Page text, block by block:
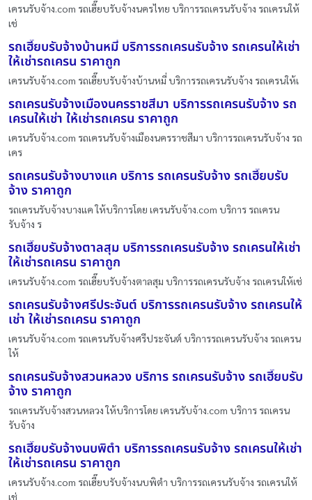
เครนรับจ้าง.com รถเฮี๊ยบรับจ้างนครไทย บริการรถเครนรับจ้าง รถเครนให้
เช่
รถเฮี๊ยบรับจ้างบ้านหมี่ บริการรถเครนรับจ้าง รถเครนให้เช่า
ให้เช่ารถเครน ราคาถูก
เครนรับจ้าง.com รถเฮี๊ยบรับจ้างบ้านหมี่ บริการรถเครนรับจ้าง รถเครนให้เ
รถเครนรับจ้างเมืองนครราชสีมา บริการรถเครนรับจ้าง รถ
เครนให้เช่า ให้เช่ารถเครน ราคาถูก
เครนรับจ้าง.com รถเครนรับจ้างเมืองนครราชสีมา บริการรถเครนรับจ้าง รถ
เคร
รถเครนรับจ้างบางแค บริการ รถเครนรับจ้าง รถเฮี๊ยบรับ
จ้าง ราคาถูก
รถเครนรับจ้างบางแค ให้บริการโดย เครนรับจ้าง.com บริการ รถเครน
รับจ้าง ร
รถเฮี๊ยบรับจ้างตาลสุม บริการรถเครนรับจ้าง รถเครนให้เช่า
ให้เช่ารถเครน ราคาถูก
เครนรับจ้าง.com รถเฮี๊ยบรับจ้างตาลสุม บริการรถเครนรับจ้าง รถเครนให้เช่
รถเครนรับจ้างศรีประจันต์ บริการรถเครนรับจ้าง รถเครนให้
เช่า ให้เช่ารถเครน ราคาถูก
เครนรับจ้าง.com รถเครนรับจ้างศรีประจันต์ บริการรถเครนรับจ้าง รถเครน
ให้
รถเครนรับจ้างสวนหลวง บริการ รถเครนรับจ้าง รถเฮี๊ยบรับ
จ้าง ราคาถูก
รถเครนรับจ้างสวนหลวง ให้บริการโดย เครนรับจ้าง.com บริการ รถเครน
รับจ้าง
รถเฮี๊ยบรับจ้างนบพิตำ บริการรถเครนรับจ้าง รถเครนให้เช่า
ให้เช่ารถเครน ราคาถูก
เครนรับจ้าง.com รถเฮี๊ยบรับจ้างนบพิตำ บริการรถเครนรับจ้าง รถเครนให้
เช่